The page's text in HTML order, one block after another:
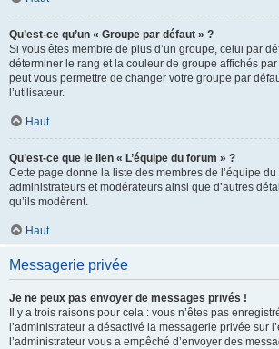
Qu’est-ce qu’un « Groupe par défaut » ?
Si vous êtes membre de plus d’un groupe, celui par
déterminer le rang et la couleur de groupe affichés par
peut vous permettre de changer votre groupe par
l’utilisateur.
Haut
Qu’est-ce que le lien « L’équipe du forum » ?
Cette page donne la liste des membres de l’équipe
administrateurs et modérateurs ainsi que d’autres
qu’ils modèrent.
Haut
Messagerie privée
Je ne peux pas envoyer de messages privés !
Il y a trois raisons pour cela : vous n’êtes pas
l’administrateur a désactivé la messagerie privée sur
l’administrateur vous a empêché d’envoyer des